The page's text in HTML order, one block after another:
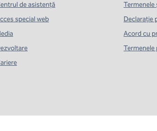
de asistență
special web
Declarație
Acord cu
Termenele